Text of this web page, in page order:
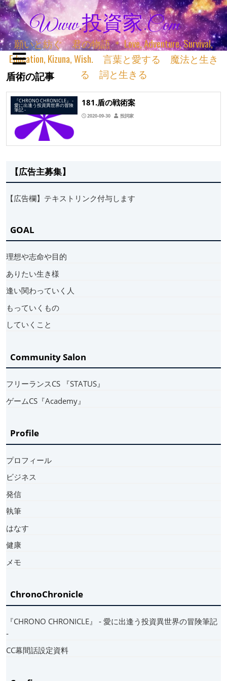
Www.投資家.com
願いと紡ぐ 君の物語 ＊ Love, Adventure, Survival,
Education, Kizuna, Wish. 言葉と愛する 魔法と生き
る 詞と生きる
盾術の記事
『CHRONO CHRONICLE』 ‐
愛に出逢う投資異世界の冒険
筆記 ‐
181.盾の戦術案
2020-09-30 投詞家
【広告主募集】
【広告欄】テキストリンク付与します
GOAL
理想や志命や目的
ありたい生き様
逢い関わっていく人
もっていくもの
していくこと
Community Salon
フリーランスCS 『STATUS』
ゲームCS『Academy』
Profile
プロフィール
ビジネス
発信
執筆
はなす
健康
メモ
ChronoChronicle
『CHRONO CHRONICLE』 ‐ 愛に出逢う投資異世界の冒険筆記
‐
CC幕間話設定資料